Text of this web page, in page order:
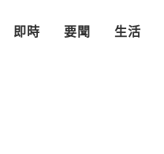
即時 要聞 生活